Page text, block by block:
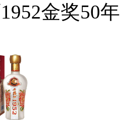
金奖50年